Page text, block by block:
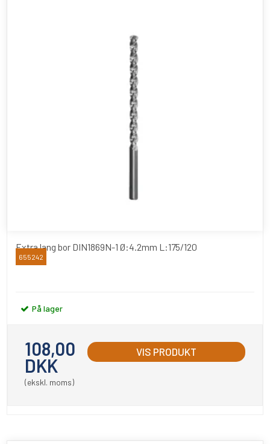
Extra lang bor DIN1869N-1 Ø:4.2mm L:175/120
RUKO
655242
På lager
108,00
DKK
(ekskl. moms)
VIS PRODUKT